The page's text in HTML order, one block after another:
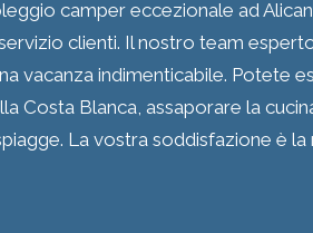
camper eccezionale ad
clienti. Il nostro team
vacanza indimenticabile. Potete
Costa Blanca, assaporare la
La vostra soddisfazione è la